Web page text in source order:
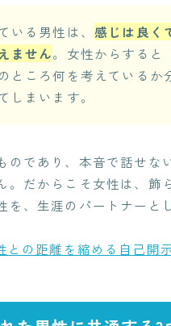
いる男性は、 感じは良く
ません。女性からすると
ところ何を考えているか
しまいます。
のであり、本音で話せな
。だからこそ女性は、飾
を、生涯のパートナーと
との距離を縮める自己開